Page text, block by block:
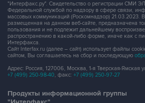
"Интерфакс.ру". Свидетельство о регистрации СМИ
Федеральной службой по надзору в сфере связи,
массовых коммуникаций (Роскомнадзор) 21.03.2023.
размещенная на данном веб-сайте, предназначена
пользования и не подлежит дальнейшему
распространению в какой-либо форме, иначе как с
Интерфакса.
Сайт Interfax.ru (далее – сайт) использует файлы
сайтом, Вы соглашаетесь на сбор и последующую
Адрес: Россия, 127006, Москва, 1-я Тверская-Ямская
+7 (499) 250-98-40, факс: +7 (499) 250-97-27
Продукты информационной группы